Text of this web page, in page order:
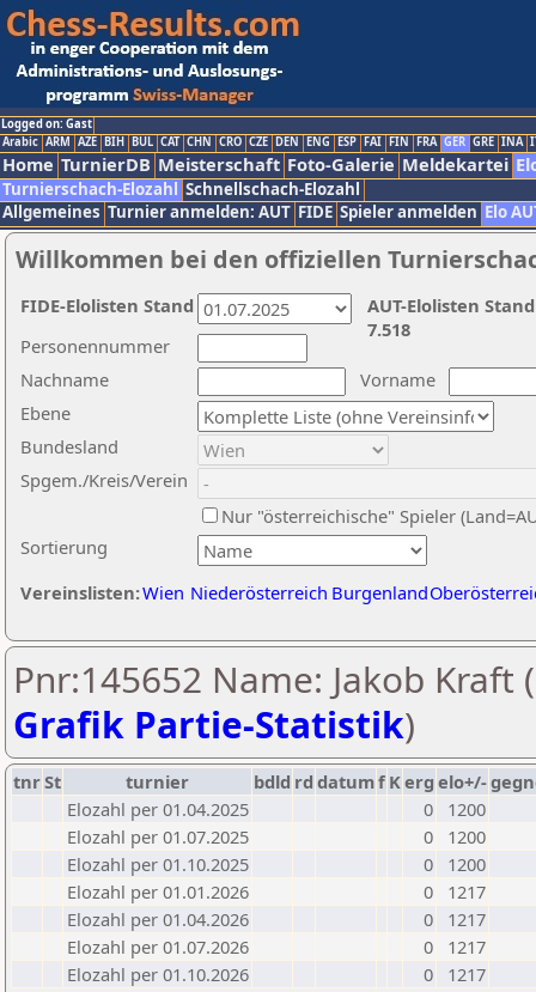
Logged on: Gast
Arabic ARM AZE BIH BUL CAT CHN CRO CZE DEN ENG ESP FAI FIN FRA GER GRE INA
Home TurnierDB Meisterschaft Foto-Galerie Meldekartei
Turnierschach-Elozahl Schnellschach-Elozahl
Allgemeines Turnier anmelden: AUT FIDE Spieler anmelden Elo
Willkommen bei den offiziellen
Nachname
Vorname
Ebene
Sortierung
Personennummer
Bundesland
Spgem./Kreis/Verein
Nur "österreichische" Spieler
Vereinslisten:Wien Niederösterreich Burgenland
AUT-Elolisten
7.518
FIDE-Elolisten Stand
Pnr:145652 Name: Jakob Kraft (
Grafik Partie-Statistik)
tnrSt turnier bdld rd datumf Kerg elo+/-
Elozahl per 01.04.2025
0
1200
Elozahl per 01.07.2025
0
1200
Elozahl per 01.10.2025
0
1200
Elozahl per 01.01.2026
0
1217
Elozahl per 01.04.2026
0
1217
Elozahl per 01.07.2026
0
1217
Elozahl per 01.10.2026
0 1217